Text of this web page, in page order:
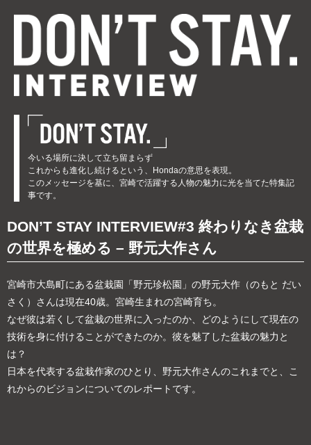
今いる場所に決して立ち留まらず
これからも進化し続けるという、Hondaの意思を表現。
このメッセージを基に、宮崎で活躍する人物の魅力に光を当てた特集記
事です。
DON’T STAY INTERVIEW#3 終わりなき盆栽
の世界を極める – 野元大作さん
宮崎市大島町にある盆栽園「野元珍松園」の野元大作（のもと だい
さく）さんは現在40歳。宮崎生まれの宮崎育ち。
なぜ彼は若くして盆栽の世界に入ったのか、どのようにして現在の
技術を身に付けることができたのか。彼を魅了した盆栽の魅力と
は？
日本を代表する盆栽作家のひとり、野元大作さんのこれまでと、こ
れからのビジョンについてのレポートです。